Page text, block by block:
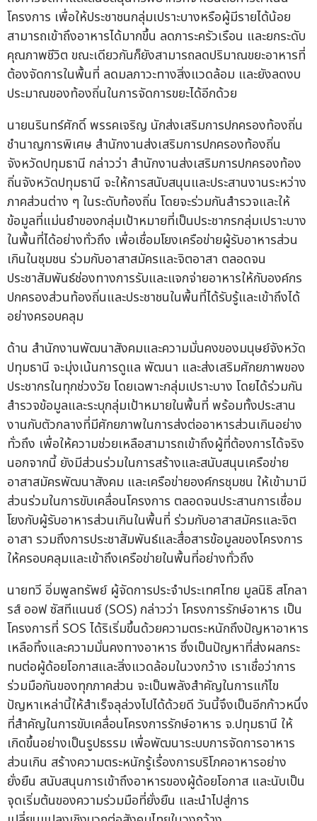
โครงการ เพื่อให้ประชาชนกลุ่มเปราะบางหรือผู้มีรายได้น้อย
สามารถเข้าถึงอาหารได้มากขึ้น ลดภาระครัวเรือน และยกระดับ
คุณภาพชีวิต ขณะเดียวกันก็ยังสามารถลดปริมาณขยะอาหารที่
ต้องจัดการในพื้นที่ ลดมลภาวะทางสิ่งแวดล้อม และยังลดงบ
ประมาณของท้องถิ่นในการจัดการขยะได้อีกด้วย
นายนรินทร์ศักดิ์ พรรคเจริญ นักส่งเสริมการปกครองท้องถิ่น
ชำนาญการพิเศษ สำนักงานส่งเสริมการปกครองท้องถิ่น
จังหวัดปทุมธานี กล่าวว่า สำนักงานส่งเสริมการปกครองท้อง
ถิ่นจังหวัดปทุมธานี จะให้การสนับสนุนและประสานงานระหว่าง
ภาคส่วนต่าง ๆ ในระดับท้องถิ่น โดยจะร่วมกันสำรวจและให้
ข้อมูลที่แม่นยำของกลุ่มเป้าหมายที่เป็นประชากรกลุ่มเปราะบาง
ในพื้นที่ได้อย่างทั่วถึง เพื่อเชื่อมโยงเครือข่ายผู้รับอาหารส่วน
เกินในชุมชน ร่วมกับอาสาสมัครและจิตอาสา ตลอดจน
ประชาสัมพันธ์ช่องทางการรับและแจกจ่ายอาหารให้กับองค์กร
ปกครองส่วนท้องถิ่นและประชาชนในพื้นที่ได้รับรู้และเข้าถึงได้
อย่างครอบคลุม
ด้าน สำนักงานพัฒนาสังคมและความมั่นคงของมนุษย์จังหวัด
ปทุมธานี จะมุ่งเน้นการดูแล พัฒนา และส่งเสริมศักยภาพของ
ประชากรในทุกช่วงวัย โดยเฉพาะกลุ่มเปราะบาง โดยได้ร่วมกัน
สำรวจข้อมูลและระบุกลุ่มเป้าหมายในพื้นที่ พร้อมทั้งประสาน
งานกับตัวกลางที่มีศักยภาพในการส่งต่ออาหารส่วนเกินอย่าง
ทั่วถึง เพื่อให้ความช่วยเหลือสามารถเข้าถึงผู้ที่ต้องการได้จริง
นอกจากนี้ ยังมีส่วนร่วมในการสร้างและสนับสนุนเครือข่าย
อาสาสมัครพัฒนาสังคม และเครือข่ายองค์กรชุมชน ให้เข้ามามี
ส่วนร่วมในการขับเคลื่อนโครงการ ตลอดจนประสานการเชื่อม
โยงกับผู้รับอาหารส่วนเกินในพื้นที่ ร่วมกับอาสาสมัครและจิต
อาสา รวมถึงการประชาสัมพันธ์และสื่อสารข้อมูลของโครงการ
ให้ครอบคลุมและเข้าถึงเครือข่ายในพื้นที่อย่างทั่วถึง
นายทวี อิ่มพูลทรัพย์ ผู้จัดการประจำประเทศไทย มูลนิธิ สโกลา
รส์ ออฟ ซัสทีแนนซ์ (SOS) กล่าวว่า โครงการรักษ์อาหาร เป็น
โครงการที่ SOS ได้ริเริ่มขึ้นด้วยความตระหนักถึงปัญหาอาหาร
เหลือทิ้งและความมั่นคงทางอาหาร ซึ่งเป็นปัญหาที่ส่งผลกระ
ทบต่อผู้ด้อยโอกาสและสิ่งแวดล้อมในวงกว้าง เราเชื่อว่าการ
ร่วมมือกันของทุกภาคส่วน จะเป็นพลังสำคัญในการแก้ไข
ปัญหาเหล่านี้ให้สำเร็จลุล่วงไปได้ด้วยดี วันนี้จึงเป็นอีกก้าวหนึ่ง
ที่สำคัญในการขับเคลื่อนโครงการรักษ์อาหาร จ.ปทุมธานี ให้
เกิดขึ้นอย่างเป็นรูปธรรม เพื่อพัฒนาระบบการจัดการอาหาร
ส่วนเกิน สร้างความตระหนักรู้เรื่องการบริโภคอาหารอย่าง
ยั่งยืน สนับสนุนการเข้าถึงอาหารของผู้ด้อยโอกาส และนับเป็น
จุดเริ่มต้นของความร่วมมือที่ยั่งยืน และนำไปสู่การ